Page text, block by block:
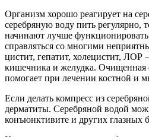
Организм хорошо реагирует на
серебряную воду пить регулярно,
начинают лучше
справляться со многими
цистит, гепатит, холецистит, ЛОР
кишечника и желудка. Очищенная
помогает при лечении костной и
Если делать компресс из
дерматиты. Серебряной водой
конъюнктивите и других глазных